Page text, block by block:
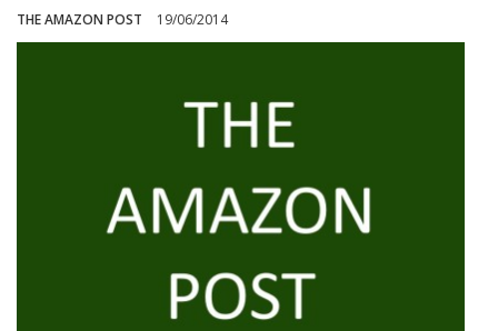
THE AMAZON POST 19/06/2014